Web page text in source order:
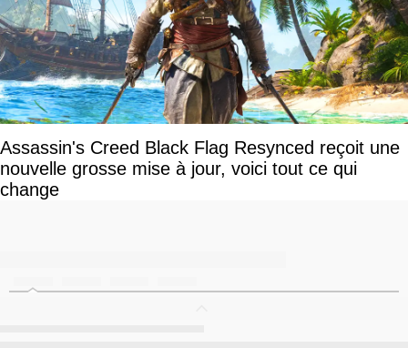
Assassin's Creed Black Flag Resynced reçoit une
nouvelle grosse mise à jour, voici tout ce qui
change